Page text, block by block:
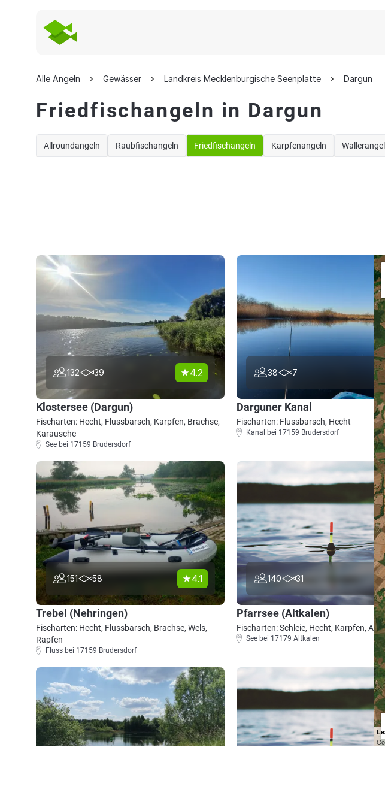
Alle Angeln Gewässer Landkreis Mecklenburgische Seenplatte Dargun
Friedfischangeln in Dargun
Allroundangeln Raubfischangeln Friedfischangeln Karpfenangeln
132 39 4.2
Klostersee (Dargun)
Fischarten: Hecht, Flussbarsch, Karpfen, Brachse,
Karausche
See bei 17159 Brudersdorf
38 7
Darguner Kanal
Fischarten: Flussbarsch, Hecht
Kanal bei 17159 Brudersdorf
151 58 4.1
Trebel (Nehringen)
Fischarten: Hecht, Flussbarsch, Brachse, Wels,
Rapfen
Fluss bei 17159 Brudersdorf
140 31
Pfarrsee (Altkalen)
Fischarten: Schleie, Hecht, Karpfen, Aal,
See bei 17179 Altkalen